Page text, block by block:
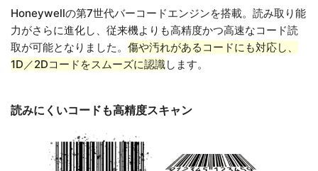
Honeywellの第7世代バーコードエンジンを搭載。読み取り能
力がさらに進化し、従来機よりも高精度かつ高速なコード読
取が可能となりました。 傷や汚れがあるコードにも対応し、
1D／2Dコードをスムーズに認識します。
読みにくいコードも高精度スキャン